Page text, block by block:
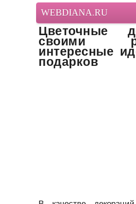
WEBDIANA.RU
Цветочные
своими
интересные
подарков